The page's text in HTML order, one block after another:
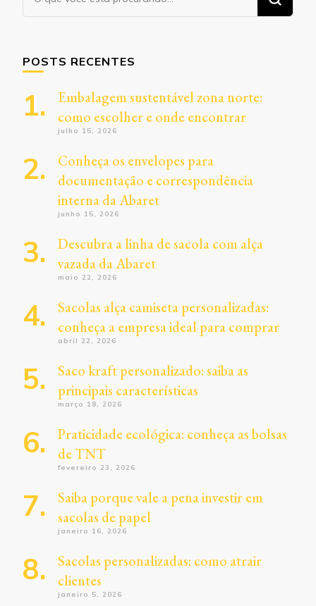
algo?
POSTS RECENTES
Embalagem sustentável zona norte:
como escolher e onde encontrar
julho 15, 2026
Conheça os envelopes para
documentação e correspondência
interna da Abaret
junho 15, 2026
Descubra a linha de sacola com alça
vazada da Abaret
maio 22, 2026
Sacolas alça camiseta personalizadas:
conheça a empresa ideal para comprar
abril 22, 2026
Saco kraft personalizado: saiba as
principais características
março 18, 2026
Praticidade ecológica: conheça as bolsas
de TNT
fevereiro 23, 2026
Saiba porque vale a pena investir em
sacolas de papel
janeiro 16, 2026
Sacolas personalizadas: como atrair
clientes
janeiro 5, 2026